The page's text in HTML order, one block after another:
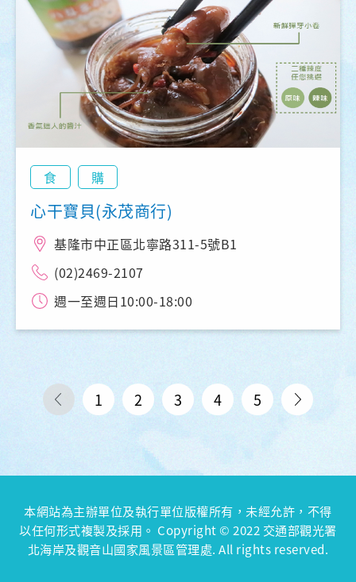
食 購
心干寶貝(永茂商行)
基隆市中正區北寧路311-5號B1
(02)2469-2107
週一至週日10:00-18:00
1 2 3 4 5
本網站為主辦單位及執行單位版權所有，未經允許，不得
以任何形式複製及採用。 Copyright © 2022 交通部觀光署
北海岸及觀音山國家風景區管理處. All rights reserved.